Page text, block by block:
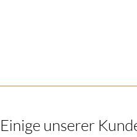
Einige unserer